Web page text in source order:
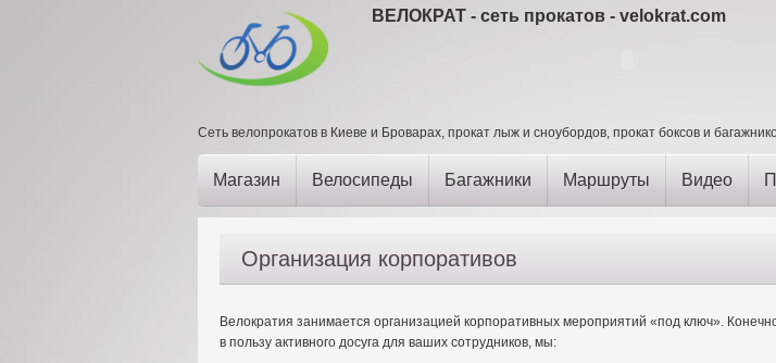
ВЕЛОКРАТ - сеть прокатов - velokrat.com
Сеть велопрокатов в Киеве и Броварах, прокат лыж и сноубордов, прокат боксов и
Магазин Велосипеды Багажники Маршруты Видео
Организация корпоративов
Велократия занимается организацией корпоративных мероприятий «под ключ».
в пользу активного досуга для ваших сотрудников, мы: